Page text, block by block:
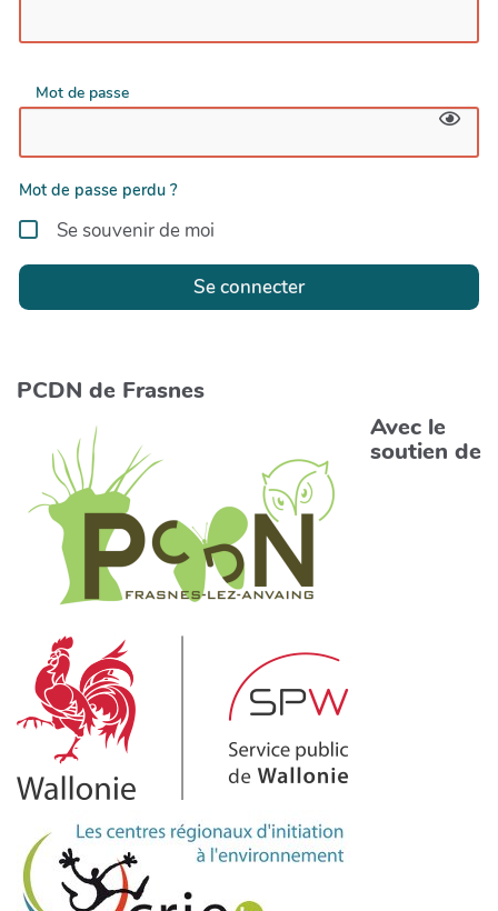
Mot de passe
Mot de passe perdu ?
Se souvenir de moi
Se connecter
PCDN de Frasnes
Avec le
soutien de